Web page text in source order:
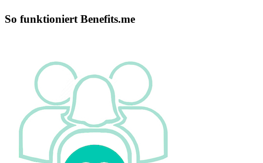
So funktioniert Benefits.me